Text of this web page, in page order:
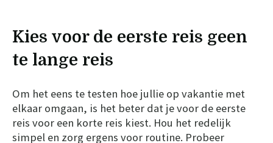
Kies voor de eerste reis geen
te lange reis
Om het eens te testen hoe jullie op vakantie met
elkaar omgaan, is het beter dat je voor de eerste
reis voor een korte reis kiest. Hou het redelijk
simpel en zorg ergens voor routine. Probeer